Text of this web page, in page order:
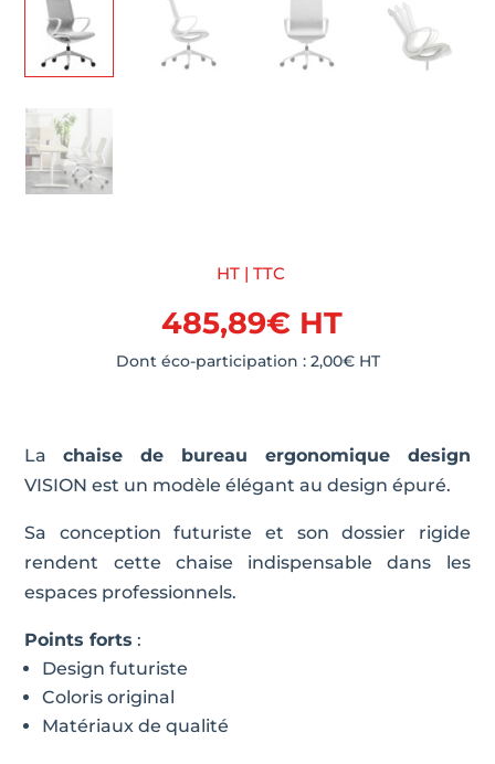
HT | TTC
485,89€ HT
Dont éco-participation : 2,00€HT
Lachaise de bureau ergonomique design
VISION est un modèle élégant au design épuré.
Sa conception futuriste et son dossier rigide
rendent cette chaise indispensable dans les
espaces professionnels.
Points forts :
Design futuriste
Coloris original
Matériaux de qualité